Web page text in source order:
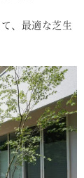
、最適な芝生